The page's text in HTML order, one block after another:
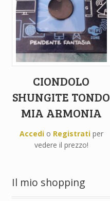
CIONDOLO
SHUNGITE TONDO
MIA ARMONIA
Accedio Registratiper
vedere il prezzo!
Il mio shopping